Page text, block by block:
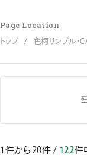
Page Location
トップ 色柄サンプル・
1 件から 20件 / 122件